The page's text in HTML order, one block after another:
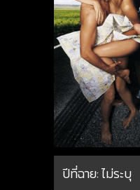
ปีที่ฉาย:ไม่ระบุ